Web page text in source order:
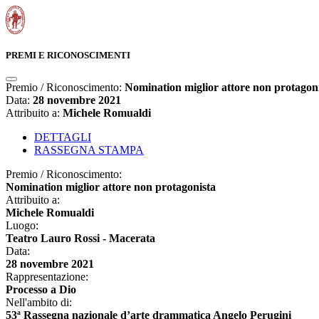
PREMI E RICONOSCIMENTI
Premio / Riconoscimento: Nomination miglior attore non
Data: 28 novembre 2021
Attribuito a: Michele Romualdi
DETTAGLI
RASSEGNA STAMPA
Premio / Riconoscimento:
Nomination miglior attore non protagonista
Attribuito a:
Michele Romualdi
Luogo:
Teatro Lauro Rossi - Macerata
Data:
28 novembre 2021
Rappresentazione:
Processo a Dio
Nell'ambito di:
53ª Rassegna nazionale d’arte drammatica Angelo Perugini